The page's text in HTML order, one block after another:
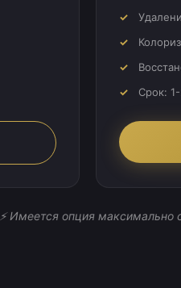
Срок:
⚡ Имеется опция максимально